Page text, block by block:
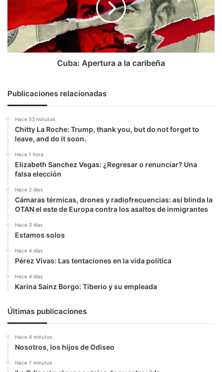
Cuba: Apertura a la caribeña
Publicaciones relacionadas
Hace 53 minutos
Chitty La Roche: Trump, thank you, but do not forget to
leave, and do it soon.
Hace 1 hora
Elizabeth Sanchez Vegas: ¿Regresar o renunciar? Una
falsa elección
Hace 2 días
Cámaras térmicas, drones y radiofrecuencias: así blinda la
OTAN el este de Europa contra los asaltos de inmigrantes
Hace 3 días
Estamos solos
Hace 4 días
Pérez Vivas: Las tentaciones en la vida política
Hace 4 días
Karina Sainz Borgo: Tiberio y su empleada
Últimas publicaciones
Hace 4 minutos
Nosotros, los hijos de Odiseo
Hace 7 minutos